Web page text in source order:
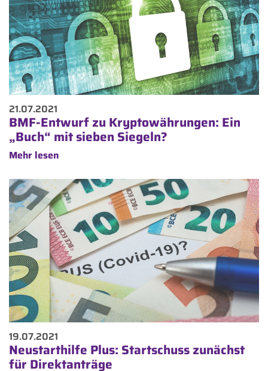
21.07.2021
BMF-Entwurf zu Kryptowährungen: Ein
„Buch“ mit sieben Siegeln?
Mehr lesen
19.07.2021
Neustarthilfe Plus: Startschuss zunächst
für Direktanträge